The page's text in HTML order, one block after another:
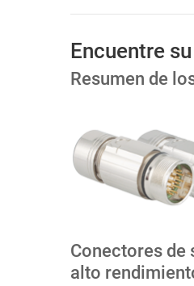
Encuentre
Resumen de
Conectores de
alto